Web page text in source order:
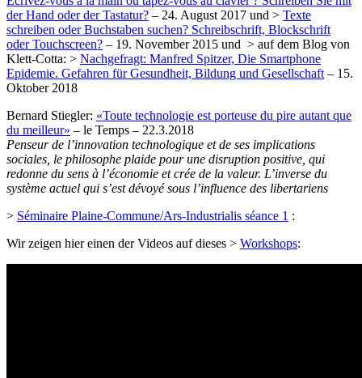
der Hand oder der Tastatur? – 24. August 2017 und > Texte
schreiben oder Buchstaben suchen? Schreibschrift, Blockschrift
oder Touchscreen? – 19. November 2015 und > auf dem Blog von
Klett-Cotta: > Nachgefragt: Manfred Spitzer, Die Smartphone
Epidemie. Gefahren für Gesundheit, Bildung und Gesellschaft – 15.
Oktober 2018
Bernard Stiegler: «Toute technologie est porteuse du pire autant que
du meilleur» – le Temps – 22.3.2018
Penseur de l’innovation technologique et de ses implications
sociales, le philosophe plaide pour une disruption positive, qui
redonne du sens à l’économie et crée de la valeur. L’inverse du
système actuel qui s’est dévoyé sous l’influence des libertariens
> Séminaire Plaine-Commune/Ars-Industrialis séance 1 :
Wir zeigen hier einen der Videos auf dieses > Workshops: